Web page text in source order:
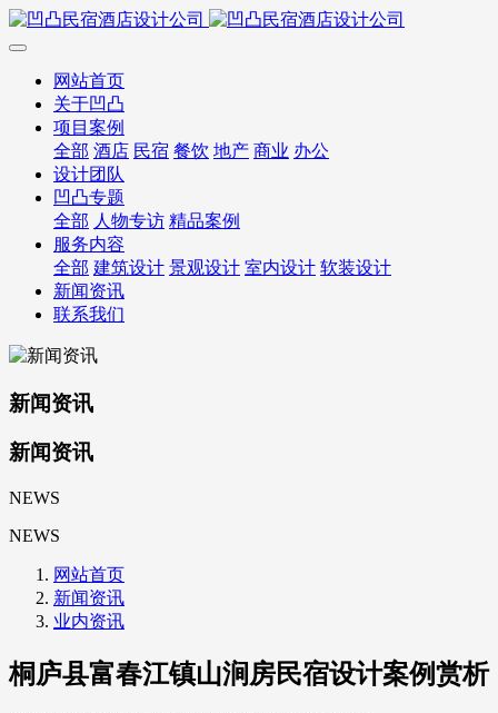
网站首页
关于凹凸
项目案例
全部 酒店 民宿 餐饮 地产 商业 办公
设计团队
凹凸专题
全部 人物专访 精品案例
服务内容
全部 建筑设计 景观设计 室内设计 软装设计
新闻资讯
联系我们
新闻资讯
新闻资讯
NEWS
NEWS
网站首页
新闻资讯
业内资讯
桐庐县富春江镇山涧房民宿设计案例赏析